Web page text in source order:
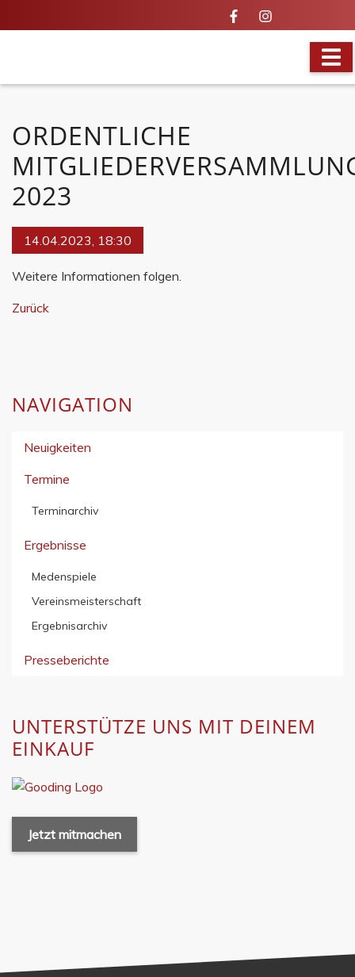
ORDENTLICHE
2023
14.04.2023, 18:30
Weitere Informationen folgen.
Zurück
NAVIGATION
Neuigkeiten
Termine
Terminarchiv
Ergebnisse
Medenspiele
Vereinsmeisterschaft
Ergebnisarchiv
Presseberichte
UNTERSTÜTZE UNS MIT DEINEM
EINKAUF
Jetzt mitmachen